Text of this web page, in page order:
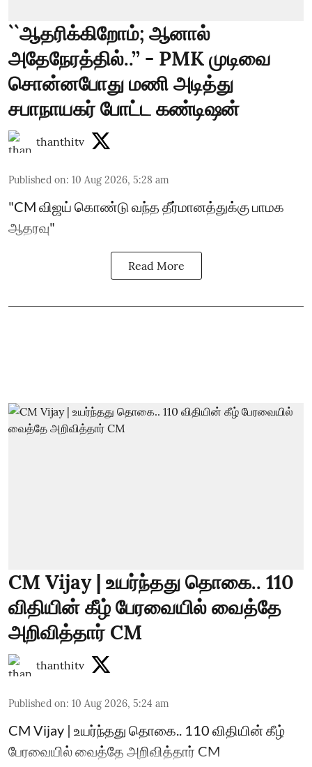
``ஆதரிக்கிறோம்; ஆனால்
அதேநேரத்தில்..’’ - PMK முடிவை
சொன்னபோது மணி அடித்து
சபாநாயகர் போட்ட கண்டிஷன்
thanthitv
Published on: 10 Aug 2026, 5:28 am
"CM விஜய் கொண்டு வந்த தீர்மானத்துக்கு பாமக
ஆதரவு"
Read More
CM Vijay | உயர்ந்தது தொகை.. 110
விதியின் கீழ் பேரவையில் வைத்தே
அறிவித்தார் CM
thanthitv
Published on: 10 Aug 2026, 5:24 am
CM Vijay | உயர்ந்தது தொகை.. 110 விதியின் கீழ்
பேரவையில் வைத்தே அறிவித்தார் CM